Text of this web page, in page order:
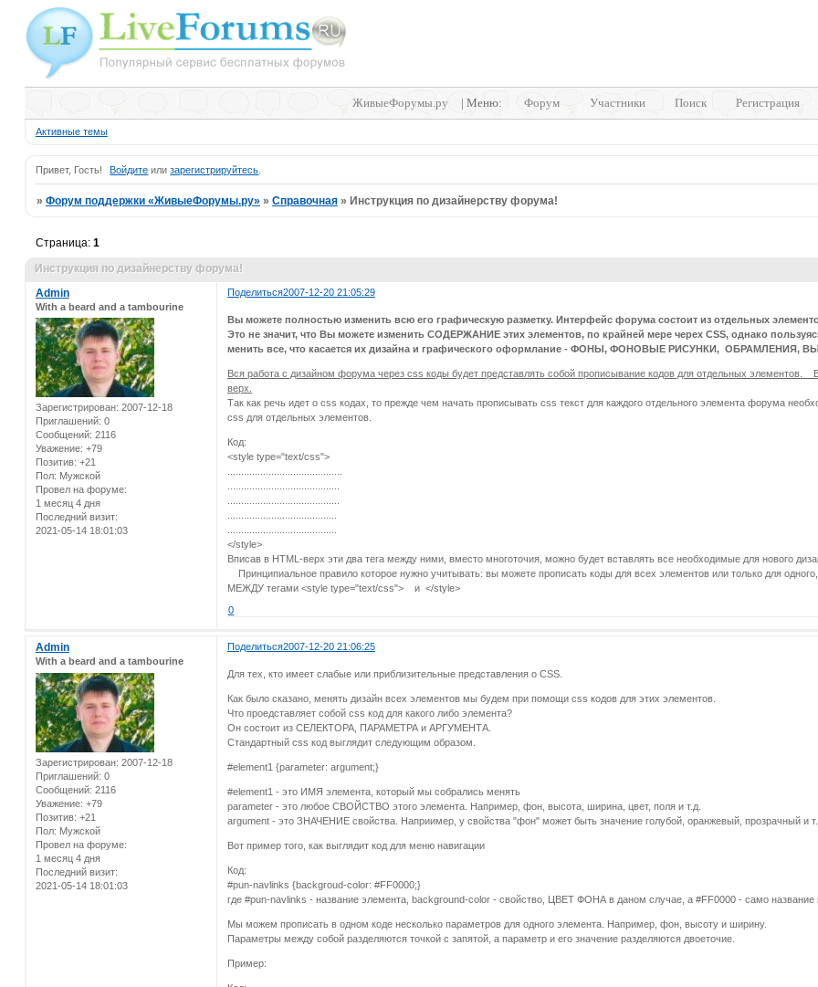
ЖивыеФорумы.ру | Меню: Форум Участники Поиск Регистрация
Активные темы
Привет, Гость! Войдите илизарегистрируйтесь
» Форум поддержки «ЖивыеФорумы.ру» » Справочная » Инструкция по дизайнерству форума!
Инструкция по дизайнерству форума!
Страница: 1
Поделиться2007-12-20 21:05:29
Admin
With a beard and a tambourine
Зарегистрирован: 2007-12-18
Приглашений: 0
Сообщений: 2116
Уважение: +79
Позитив: +21
Пол: Мужской
Провел на форуме:
1 месяц 4 дня
Последний визит:
2021-05-14 18:01:03
Вы можете полностью изменить всю его графическую разметку. Интерфейс форума состоит из отдельных
Это не значит, что Вы можете изменить СОДЕРЖАНИЕ этих элементов, по крайней мере черех CSS, однако
менить все, что касается их дизайна и графического оформлание - ФОНЫ, ФОНОВЫЕ РИСУНКИ,
Вся работа с дизайном форума через css коды будет представлять собой прописывание кодов для отдельных
верх.
Так как речь идет о css кодах, то прежде чем начать прописывать css текст для каждого отдельного элемента форума
css для отдельных элементов.
Код:
<style type="text/css">
</style>
Вписав в HTML-верх эти два тега между ними, вместо многоточия, можно будет вставлять все необходимые для нового
Принципиальное правило которое нужно учитывать: вы можете прописать коды для всех элементов или только для
МЕЖДУ тегами <style type="text/css"> и </style>
0
Поделиться2007-12-20 21:06:25
Admin
With a beard and a tambourine
Зарегистрирован: 2007-12-18
Приглашений: 0
Сообщений: 2116
Уважение: +79
Позитив: +21
Пол: Мужской
Провел на форуме:
1 месяц 4 дня
Последний визит:
2021-05-14 18:01:03
Для тех, кто имеет слабые или приблизительные представления о CSS.
Как было сказано, менять дизайн всех элементов мы будем при помощи css кодов для этих элементов.
Что проедставляет собой css код для какого либо элемента?
Он состоит из СЕЛЕКТОРА, ПАРАМЕТРА и АРГУМЕНТА.
Стандартный css код выглядит следующим образом.
#element1 {parameter: argument;}
#element1 - это ИМЯ элемента, который мы собрались менять
parameter - это любое СВОЙСТВО этого элемента. Например, фон, высота, ширина, цвет, поля и т.д.
argument - это ЗНАЧЕНИЕ свойства. Наприимер, у свойства "фон" может быть значение голубой, оранжевый, прозрачный и
Вот пример того, как выглядит код для меню навигации
Код:
#pun-navlinks {backgroud-color: #FF0000;}
где #pun-navlinks - название элемента, background-color - свойство, ЦВЕТ ФОНА в даном случае, а #FF0000 - само название
Мы можем прописать в одном коде несколько параметров для одного элемента. Например, фон, высоту и ширину.
Параметры между собой разделяются точкой с запятой, а параметр и его значение разделяются двоеточие.
Пример: